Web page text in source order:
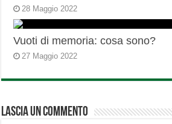
28 Maggio 2022
Vuoti di memoria: cosa sono?
27 Maggio 2022
Lascia un commento